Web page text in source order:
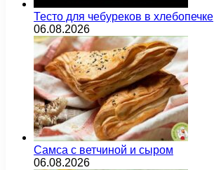
Тесто для чебуреков в хлебопечке
06.08.2026
Самса с ветчиной и сыром
06.08.2026